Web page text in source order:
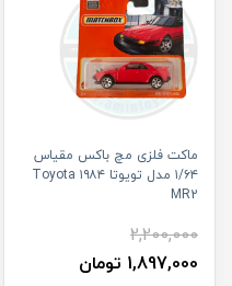
ماکت فلزی مچ باکس مقیاس
۱/۶۴ مدل تویوتا ۱۹۸۴ Toyota
MR2
2,200,000
1,897,000 تومان